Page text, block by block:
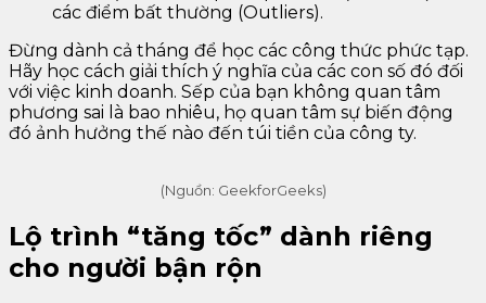
các điểm bất thường (Outliers).
Đừng dành cả tháng để học các công thức phức tạp.
Hãy học cách giải thích ý nghĩa của các con số đó đối
với việc kinh doanh. Sếp của bạn không quan tâm
phương sai là bao nhiêu, họ quan tâm sự biến động
đó ảnh hưởng thế nào đến túi tiền của công ty.
(Nguồn: GeekforGeeks)
Lộ trình “tăng tốc” dành riêng
cho người bận rộn